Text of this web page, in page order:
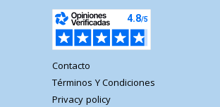
Contacto
Términos Y Condiciones
Privacy policy